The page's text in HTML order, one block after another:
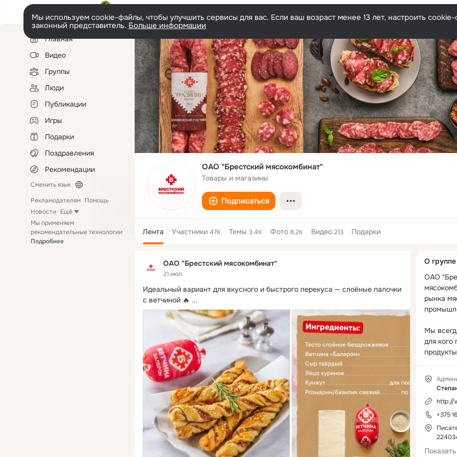
Мы используем cookie-файлы, чтобы улучшить сервисы для вас. Если ваш возраст менее 13 лет, настроить
законный представитель. Больше информации
Левая
колонкаГлавная
Видео
Группы
Люди
Публикации
Игры
Подарки
Поздравления
Рекомендации
Сменить язык
Рекламодателям Помощь
Новости Ещё
Мы применяем
рекомендательные технологии
Подробнее
ОАО "Брестский мясокомбинат"
Товары и магазины
Подписаться
Лента Участники 47K Темы 3.4K Фото 8.2K Видео 213 Подарки
ОАО "Брестский мясокомбинат"
21 июл
Идеальный вариант для вкусного и быстрого перекуса — слоёные палочки
с ветчиной 🔥 ...
колонка
О группе
ОАО
рынка
Мы
для кого
Мы
каждый
наш
http://
+375